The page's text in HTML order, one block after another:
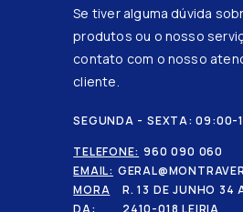
Se tiver alguma dúvida
produtos ou o nosso
contato com o nosso
cliente.
SEGUNDA - SEXTA: 09:00-
TELEFONE: 960 090 060
EMAIL:
MORA
DA:
R. 13 DE JUNHO 34
2410-018 LEIRIA